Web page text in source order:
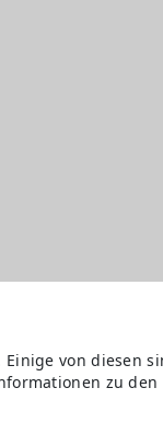
von diesen
zu